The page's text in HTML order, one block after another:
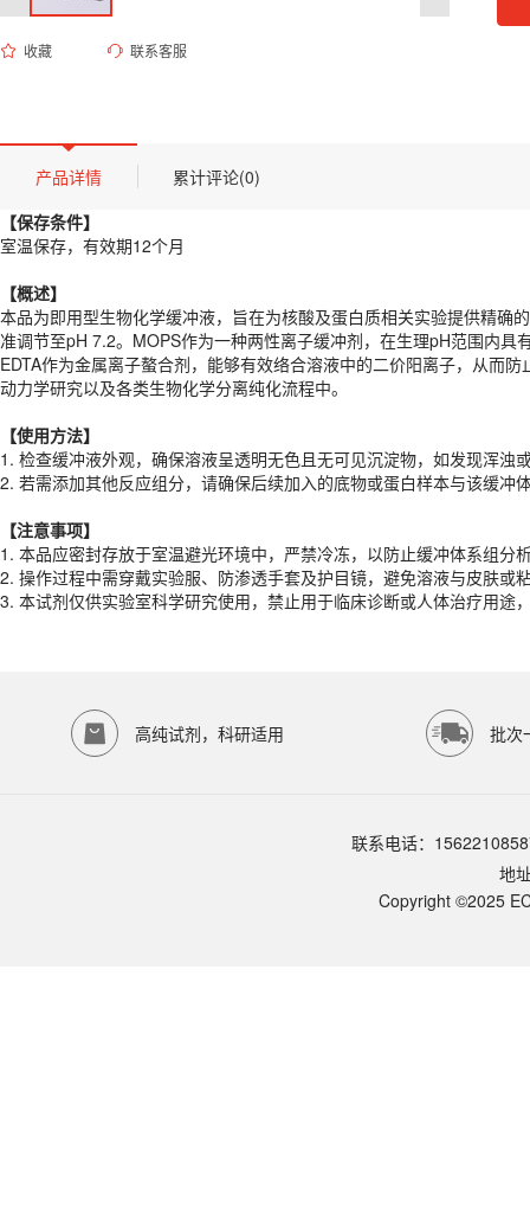
收藏 联系客服
产品描述
【保存条件】
室温保存，有效期12个月
【概述】
【使用方法】
1. 检查缓冲液外观，确保溶液呈透明无色且无可见沉淀物，如发现浑浊
2. 若需添加其他反应组分，请确保后续加入的底物或蛋白样本与该缓
1. 本品应密封存放于室温避光环境中，严禁冷冻，以防止缓冲体系组分
2. 操作过程中需穿戴实验服、防渗透手套及护目镜，避免溶液与皮肤
3. 本试剂仅供实验室科学研究使用，禁止用于临床诊断或人体治疗用
货期
1-2天
规格
500ml
应用领域
ECOTOP SCIENTIFIC
SCIENTIFIC常规库存产品一般1-3个工作日内发货。如遇缺
可以通过电话（15622108587）或在线客服联系我们的技术支持团队
产品详情
累计评论(0)
【保存条件】
室温保存，有效期12个月
【概述】
本品为即用型生物化学缓冲液，旨在为核酸及蛋白质相关实验提供精确
准调节至pH 7.2。MOPS作为一种两性离子缓冲剂，在生理pH范围内
EDTA作为金属离子螯合剂，能够有效络合溶液中的二价阳离子，从而
动力学研究以及各类生物化学分离纯化流程中。
【使用方法】
1. 检查缓冲液外观，确保溶液呈透明无色且无可见沉淀物，如发现浑浊
2. 若需添加其他反应组分，请确保后续加入的底物或蛋白样本与该缓
【注意事项】
1. 本品应密封存放于室温避光环境中，严禁冷冻，以防止缓冲体系组分
2. 操作过程中需穿戴实验服、防渗透手套及护目镜，避免溶液与皮肤
3. 本试剂仅供实验室科学研究使用，禁止用于临床诊断或人体治疗用
高纯试剂，科研适用 批次
联系电话：
地
Copyright ©2025